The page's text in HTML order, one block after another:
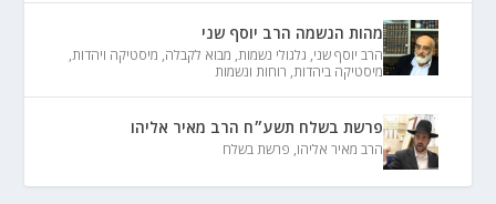
מהות הנשמה הרב יוסף שני
הרב יוסף שני, גלגולי נשמות, מבוא לקבלה, מיסטיקה ויהדות,
מיסטיקה ביהדות, רוחות ונשמות
פרשת בשלח תשע״ח הרב מאיר אליהו
הרב מאיר אליהו, פרשת בשלח